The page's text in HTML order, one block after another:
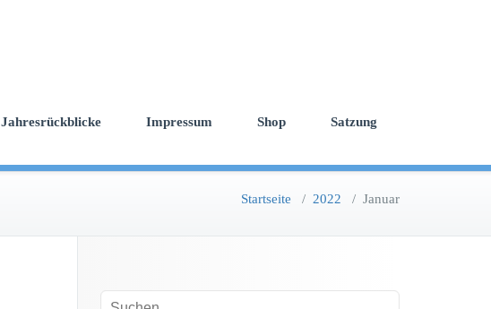
Jahresrückblicke Impressum Shop Satzung
Startseite / 2022 / Januar